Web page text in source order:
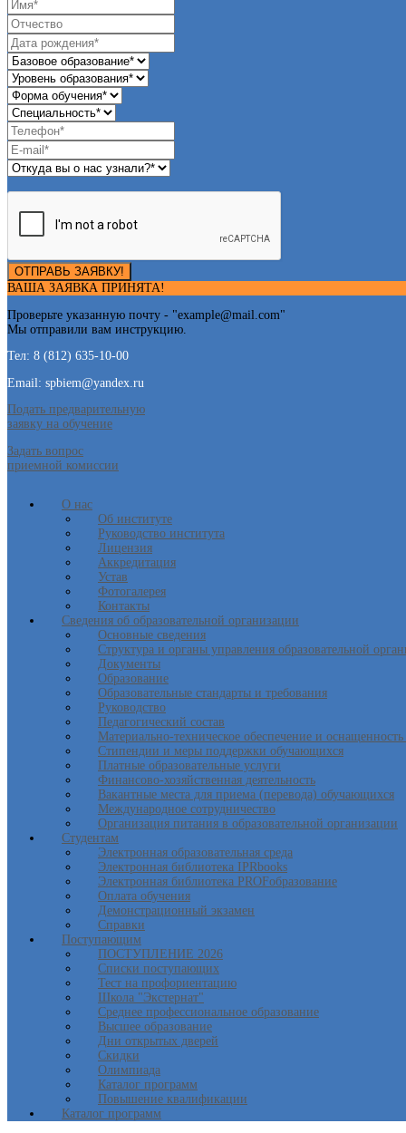
ОТПРАВЬ ЗАЯВКУ!
ВАША ЗАЯВКА ПРИНЯТА!
Проверьте указанную почту - "example@mail.com"
Мы отправили вам инструкцию.
Тел: 8 (812) 635-10-00
Email: spbiem@yandex.ru
Подать предварительную
заявку на обучение
Задать вопрос
приемной комиссии
О нас
Об институте
Руководство института
Лицензия
Аккредитация
Устав
Фотогалерея
Контакты
Сведения об образовательной организации
Основные сведения
Структура и органы управления образовательной
Документы
Образование
Образовательные стандарты и требования
Руководство
Педагогический состав
Материально-техническое обеспечение и
Стипендии и меры поддержки обучающихся
Платные образовательные услуги
Финансово-хозяйственная деятельность
Вакантные места для приема (перевода) обучающихся
Международное сотрудничество
Организация питания в образовательной организации
Студентам
Электронная образовательная среда
Электронная библиотека IPRbooks
Электронная библиотека PROFобразование
Оплата обучения
Демонстрационный экзамен
Справки
Поступающим
ПОСТУПЛЕНИЕ 2026
Списки поступающих
Тест на профориентацию
Школа "Экстернат"
Среднее профессиональное образование
Высшее образование
Дни открытых дверей
Скидки
Олимпиада
Каталог программ
Повышение квалификации
Каталог программ